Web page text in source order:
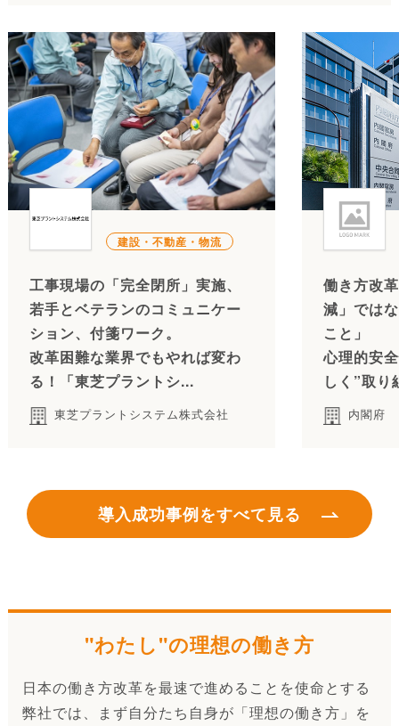
建設・不動産・物流
工事現場の「完全閉所」実施、
若手とベテランのコミュニケー
ション、付箋ワーク。
改革困難な業界でもやれば変わ
る！「東芝プラントシ...
東芝プラントシステム株式会社
働き方改
減」では
こと」
心理的安
しく”取り
内閣府
導入成功事例をすべて見る
"わたし"の理想の働き方
日本の働き方改革を最速で進めることを使命とする
弊社では、まず自分たち自身が「理想の働き方」を